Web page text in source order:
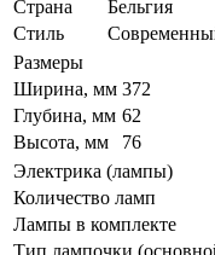
Страна
Бельгия
Стиль
Размеры
Ширина, мм 372
Глубина, мм 62
Высота, мм
76
Электрика (лампы)
Количество ламп
Лампы в комплекте